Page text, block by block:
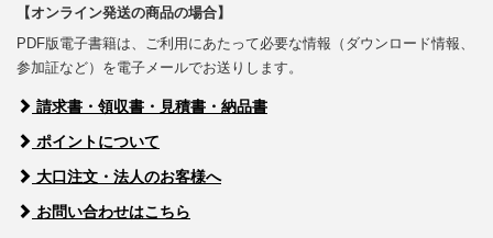
【オンライン発送の商品の場合】
PDF版電子書籍は、ご利用にあたって必要な情報（ダウンロード情報、
参加証など）を電子メールでお送りします。
請求書・領収書・見積書・納品書
ポイントについて
大口注文・法人のお客様へ
お問い合わせはこちら